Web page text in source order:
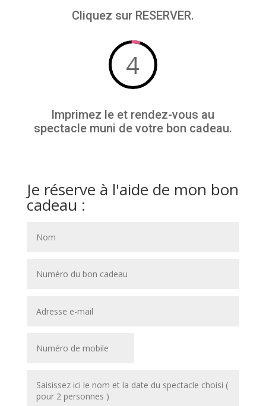
Cliquez sur RESERVER.
4
Imprimez le et rendez-vous au
spectacle muni de votre bon cadeau.
Je réserve à l'aide de mon bon
cadeau :